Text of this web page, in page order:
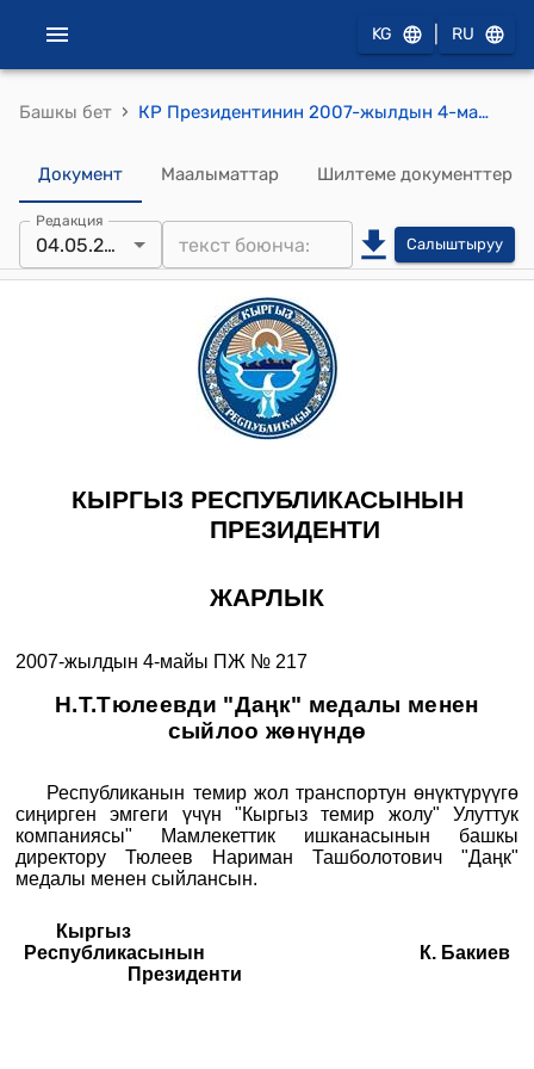
KG RU
Башкы бет › КР Президентинин 2007-жылдын 4-майындагы ПЖ № 217 "Н.Т.Тюлеевди "Даңк" медалы менен сыйлоо жөнүндө" Жарлыгы
Документ Маалыматтар Шилтеме документтер
Редакция
04.05.2007 Салыштыруу